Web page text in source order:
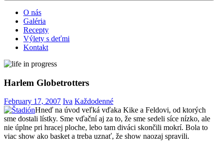
O nás
Galéria
Recepty
Výlety s deťmi
Kontakt
Harlem Globetrotters
February 17, 2007 Iva Každodenné
Hneď na úvod veľká vďaka Kike a Feldovi, od ktorých
sme dostali lístky. Sme vďační aj za to, že sme sedeli síce nízko, ale
nie úplne pri hracej ploche, lebo tam diváci skončili mokrí. Bola to
viac show ako basket a treba uznať, že show naozaj spravili.